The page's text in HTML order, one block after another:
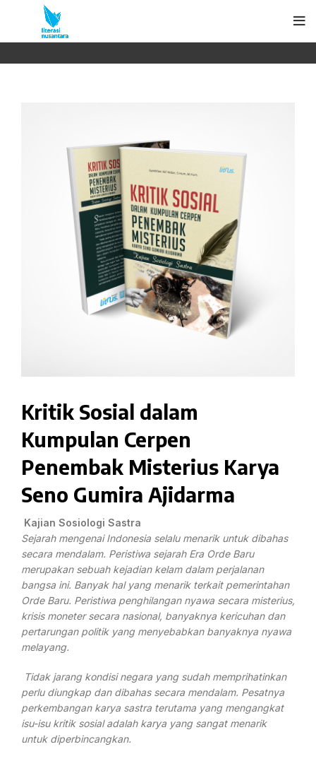
Kritik Sosial dalam
Kumpulan Cerpen
Penembak Misterius Karya
Seno Gumira Ajidarma
Kajian Sosiologi Sastra
Sejarah mengenai Indonesia selalu menarik untuk dibahas
secara mendalam. Peristiwa sejarah Era Orde Baru
merupakan sebuah kejadian kelam dalam perjalanan
bangsa ini. Banyak hal yang menarik terkait pemerintahan
Orde Baru. Peristiwa penghilangan nyawa secara misterius,
krisis moneter secara nasional, banyaknya kericuhan dan
pertarungan politik yang menyebabkan banyaknya nyawa
melayang.
Tidak jarang kondisi negara yang sudah memprihatinkan
perlu diungkap dan dibahas secara mendalam. Pesatnya
perkembangan karya sastra terutama yang mengangkat
isu-isu kritik sosial adalah karya yang sangat menarik
untuk diperbincangkan.